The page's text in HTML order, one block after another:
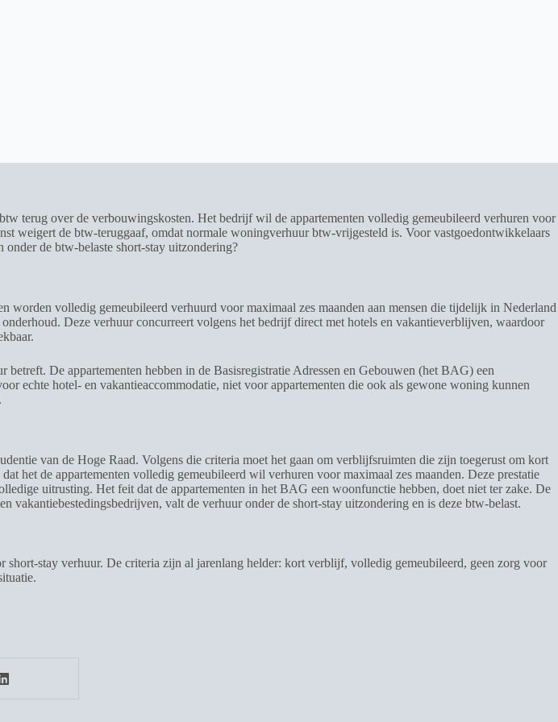
terug over de verbouwingskosten. Het bedrijf wil de appartementen volledig gemeubileerd verhuren voor
weigert de btw-teruggaaf, omdat normale woningverhuur btw-vrijgesteld is. Voor vastgoedontwikkelaars
onder de btw-belaste short-stay uitzondering?
volledig gemeubileerd verhuurd voor maximaal zes maanden aan mensen die tijdelijk in Nederland
Deze verhuur concurreert volgens het bedrijf direct met hotels en vakantieverblijven, waardoor
De appartementen hebben in de Basisregistratie Adressen en Gebouwen (het BAG) een
echte hotel- en vakantieaccommodatie, niet voor appartementen die ook als gewone woning kunnen
van de Hoge Raad. Volgens die criteria moet het gaan om verblijfsruimten die zijn toegerust om kort
het de appartementen volledig gemeubileerd wil verhuren voor maximaal zes maanden. Deze prestatie
uitrusting. Het feit dat de appartementen in het BAG een woonfunctie hebben, doet niet ter zake. De
vakantiebestedingsbedrijven, valt de verhuur onder de short-stay uitzondering en is deze btw-belast.
stay verhuur. De criteria zijn al jarenlang helder: kort verblijf, volledig gemeubileerd, geen zorg voor